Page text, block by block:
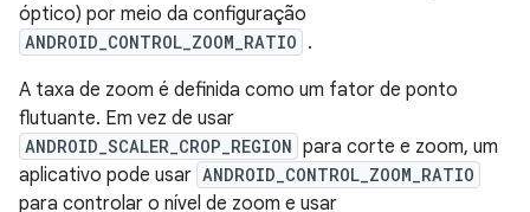
óptico) por meio da configuração
ANDROID_CONTROL_ZOOM_RATIO .
A taxa de zoom é definida como um fator de ponto
flutuante. Em vez de usar
ANDROID_SCALER_CROP_REGION para corte e zoom, um
aplicativo pode usar ANDROID_CONTROL_ZOOM_RATIO
para controlar o nível de zoom e usar